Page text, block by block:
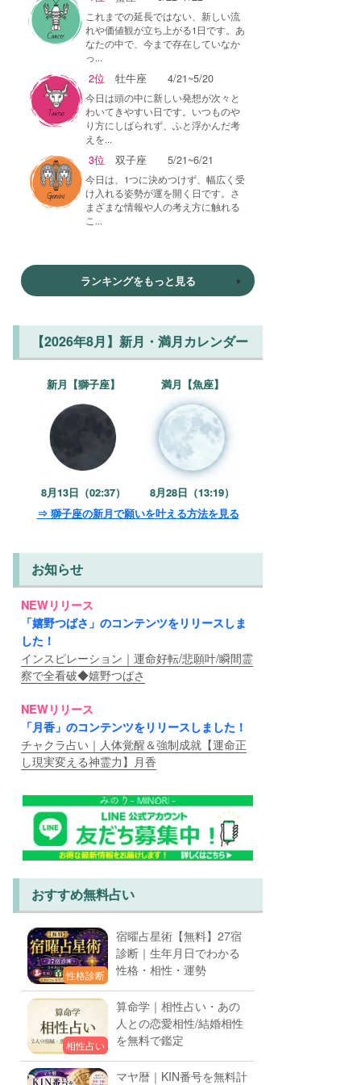
これまでの延長ではない、新しい流
れや価値観が立ち上がる1日です。あ
なたの中で、今まで存在していなか
っ...
2位 牡牛座 4/21~5/20
今日は頭の中に新しい発想が次々と
わいてきやすい日です。いつものや
り方にしばられず、ふと浮かんだ考
えを...
3位 双子座 5/21~6/21
今日は、1つに決めつけず、幅広く受
け入れる姿勢が運を開く日です。さ
まざまな情報や人の考え方に触れる
こ...
ランキングをもっと見る
【2026年8月】新月・満月カレンダー
新月【獅子座】
8月13日（02:37）
満月【魚座】
8月28日（13:19）
⇒ 獅子座の新月で願いを叶える方法を見る
お知らせ
NEWリリース
「嬉野つばさ」のコンテンツをリリースしま
した！
インスピレーション｜運命好転/悲願叶/瞬間霊
察で全看破◆嬉野つばさ
NEWリリース
「月香」のコンテンツをリリースしました！
チャクラ占い｜人体覚醒＆強制成就【運命正
し現実変える神霊力】月香
おすすめ無料占い
性格診断
宿曜占星術【無料】27宿
診断｜生年月日でわかる
性格・相性・運勢
相性占い
算命学｜相性占い・あの
人との恋愛相性/結婚相性
を無料で鑑定
マヤ暦｜KIN番号を無料計